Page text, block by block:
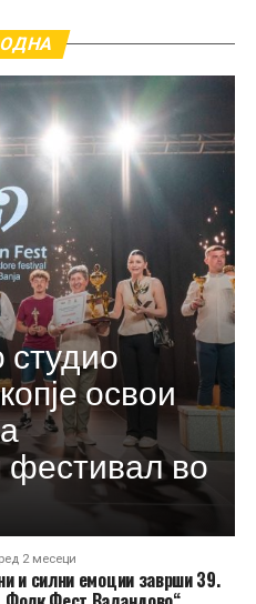
освои
во
2 месеци
и силни емоции заврши 39.